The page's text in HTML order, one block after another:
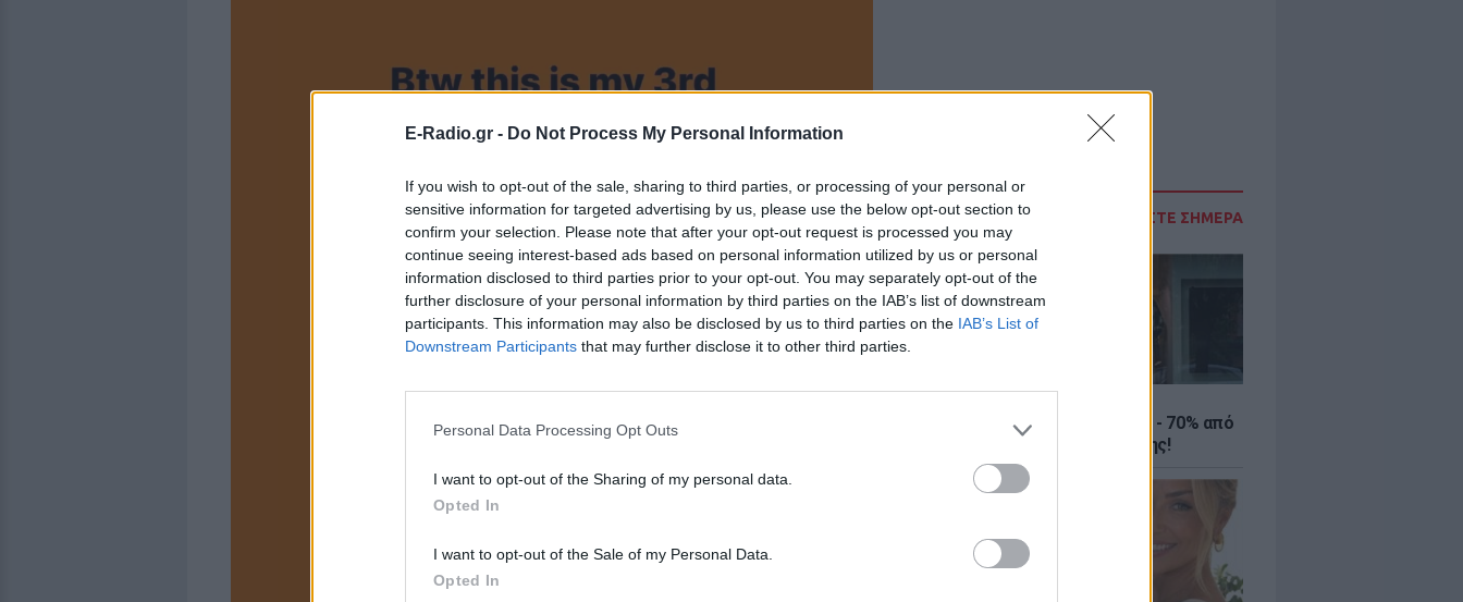
E-Radio.gr - Do Not Process My Personal Information
If you wish to opt-out of the sale, sharing to third parties, or processing of your personal or
sensitive information for targeted advertising by us, please use the below opt-out section to
confirm your selection. Please note that after your opt-out request is processed you may
continue seeing interest-based ads based on personal information utilized by us or personal
information disclosed to third parties prior to your opt-out. You may separately opt-out of the
further disclosure of your personal information by third parties on the IAB’s list of downstream
participants. This information may also be disclosed by us to third parties on the IAB’s List of
Downstream Participants that may further disclose it to other third parties.
Personal Data Processing Opt Outs
I want to opt-out of the Sharing of my personal data.
Opted In
I want to opt-out of the Sale of my Personal Data.
Opted In
ΔΙΑΒΑΣΤΕ ΣΗΜΕΡΑ
Καλοκαιρινές εκπτώσεις έως - 70% από
τα μεγαλύτερα eshops ένδυσης!